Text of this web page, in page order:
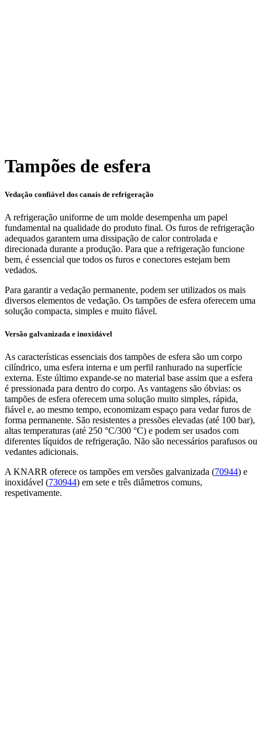
Tampões de esfera
Vedação confiável dos canais de refrigeração
A refrigeração uniforme de um molde desempenha um papel
fundamental na qualidade do produto final. Os furos de refrigeração
adequados garantem uma dissipação de calor controlada e
direcionada durante a produção. Para que a refrigeração funcione
bem, é essencial que todos os furos e conectores estejam bem
vedados.
Para garantir a vedação permanente, podem ser utilizados os mais
diversos elementos de vedação. Os tampões de esfera oferecem uma
solução compacta, simples e muito fiável.
Versão galvanizada e inoxidável
As características essenciais dos tampões de esfera são um corpo
cilíndrico, uma esfera interna e um perfil ranhurado na superfície
externa. Este último expande-se no material base assim que a esfera
é pressionada para dentro do corpo. As vantagens são óbvias: os
tampões de esfera oferecem uma solução muito simples, rápida,
fiável e, ao mesmo tempo, economizam espaço para vedar furos de
forma permanente. São resistentes a pressões elevadas (até 100 bar),
altas temperaturas (até 250 °C/300 °C) e podem ser usados com
diferentes líquidos de refrigeração. Não são necessários parafusos ou
vedantes adicionais.
A KNARR oferece os tampões em versões galvanizada (70944) e
inoxidável (730944) em sete e três diâmetros comuns,
respetivamente.